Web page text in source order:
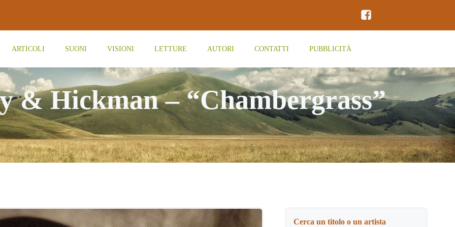
ARTICOLI SUONI VISIONI LETTURE AUTORI CONTATTI PUBBLICITÀ
& Hickman – “Chambergrass”
Cerca un titolo o un artista